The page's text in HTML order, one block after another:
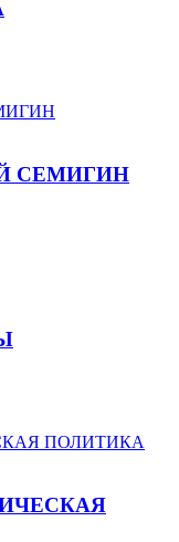
СЕМИГИН